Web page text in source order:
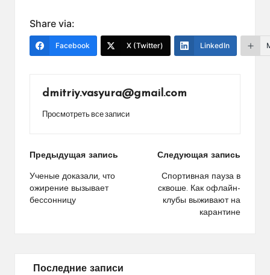
Share via:
Facebook X (Twitter) LinkedIn
dmitriy.vasyura@gmail.com
Просмотреть все записи
Навигация
по
записям
Предыдущая запись
Ученые доказали, что
ожирение вызывает
бессонницу
Следующая запись
Спортивная пауза в
сквоше. Как офлайн-
клубы выживают на
карантине
Последние записи